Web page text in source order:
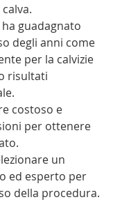
guadagnato
degli anni come
per la calvizie
risultati
costoso e
per ottenere
un
ed esperto per
della procedura.